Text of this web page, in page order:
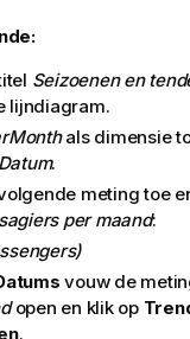
Seizoenen en
lijndiagram.
als dimensie
Datum.
meting toe
per maand:
vouw de
open en klik op
.